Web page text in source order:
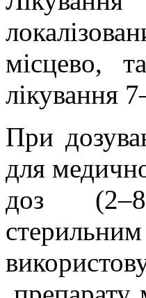
місцево,
лікування
При
для
доз